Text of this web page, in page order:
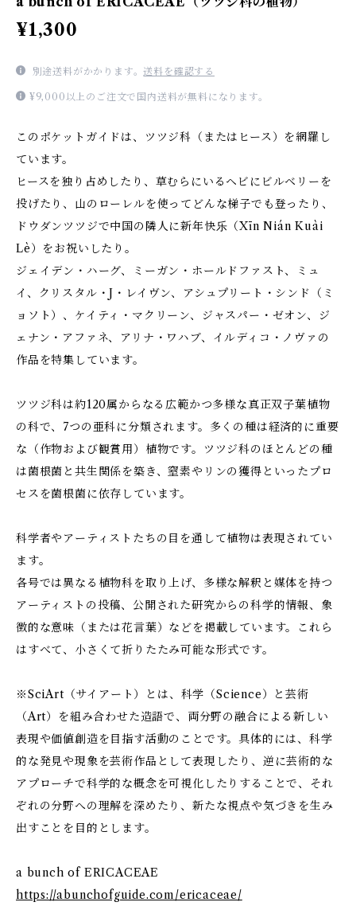
¥1,300
別途送料がかかります。送料を確認する
¥9,000以上のご注文で国内送料が無料になります。
このポケットガイドは、ツツジ科（またはヒース）を網羅し
ています。
ヒースを独り占めしたり、草むらにいるヘビにビルベリーを
投げたり、山のローレルを使ってどんな梯子でも登ったり、
ドウダンツツジで中国の隣人に新年快乐（Xīn Nián Kuài
Lè）をお祝いしたり。
ジェイデン・ハーグ、ミーガン・ホールドファスト、ミュ
イ、クリスタル・J・レイヴン、アシュプリート・シンド（ミ
ョソト）、ケイティ・マクリーン、ジャスパー・ゼオン、ジ
ェナン・アファネ、アリナ・ワハブ、イルディコ・ノヴァの
作品を特集しています。
ツツジ科は約120属からなる広範かつ多様な真正双子葉植物
の科で、7つの亜科に分類されます。多くの種は経済的に重要
な（作物および観賞用）植物です。ツツジ科のほとんどの種
は菌根菌と共生関係を築き、窒素やリンの獲得といったプロ
セスを菌根菌に依存しています。
科学者やアーティストたちの目を通して植物は表現されてい
ます。
各号では異なる植物科を取り上げ、多様な解釈と媒体を持つ
アーティストの投稿、公開された研究からの科学的情報、象
徴的な意味（または花言葉）などを掲載しています。これら
はすべて、小さくて折りたたみ可能な形式です。
※SciArt（サイアート）とは、科学（Science）と芸術
（Art）を組み合わせた造語で、両分野の融合による新しい
表現や価値創造を目指す活動のことです。具体的には、科学
的な発見や現象を芸術作品として表現したり、逆に芸術的な
アプローチで科学的な概念を可視化したりすることで、それ
ぞれの分野への理解を深めたり、新たな視点や気づきを生み
出すことを目的とします。
a bunch of ERICACEAE
https://abunchofguide.com/ericaceae/